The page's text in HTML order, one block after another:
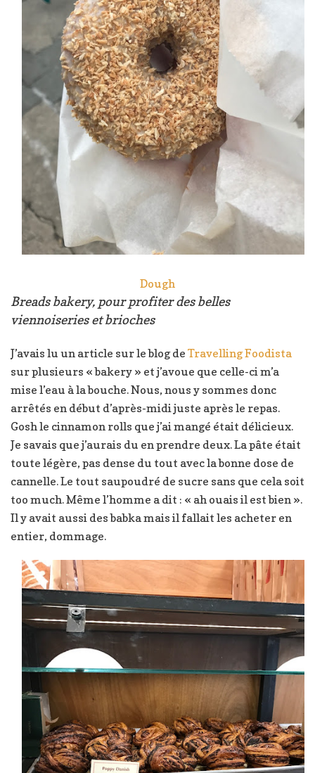
Dough
Breads bakery, pour profiter des belles
viennoiseries et brioches
J’avais lu un article sur le blog de Travelling Foodista
sur plusieurs « bakery » et j’avoue que celle-ci m’a
mise l’eau à la bouche. Nous, nous y sommes donc
arrêtés en début d’après-midi juste après le repas.
Gosh le cinnamon rolls que j’ai mangé était délicieux.
Je savais que j’aurais du en prendre deux. La pâte était
toute légère, pas dense du tout avec la bonne dose de
cannelle. Le tout saupoudré de sucre sans que cela soit
too much. Même l’homme a dit : « ah ouais il est bien ».
Il y avait aussi des babka mais il fallait les acheter en
entier, dommage.